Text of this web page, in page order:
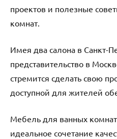
проектов и полезные
комнат.
Имея два салона в Санкт-
представительство в
стремится сделать свою
доступной для жителей
Мебель для ванных комнат
идеальное сочетание